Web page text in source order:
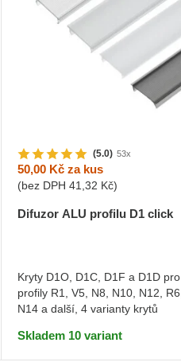
(5.0) 53x
50,00 Kčza kus
(bez DPH 41,32 Kč)
Difuzor ALU profilu D1 click
Kryty D1O, D1C, D1F a D1D pro
profily R1, V5, N8, N10, N12, R6,
N14 a další, 4 varianty krytů
Skladem 10 variant